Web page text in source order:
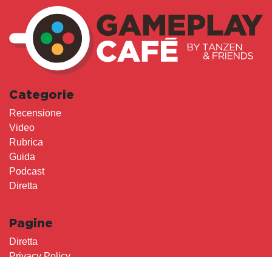
Categorie
Recensione
Video
Rubrica
Guida
Podcast
Diretta
Pagine
Diretta